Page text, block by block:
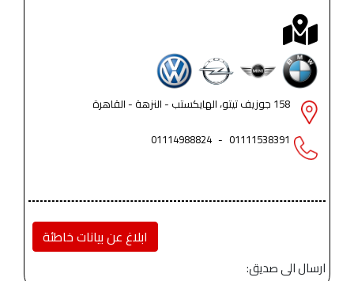
158 جوزيف تيتو، الهايكستب - النزهة - القاهرة
01111538391
-
01114988824
ابلاغ عن بيانات خاطئة
ارسال الى صديق: